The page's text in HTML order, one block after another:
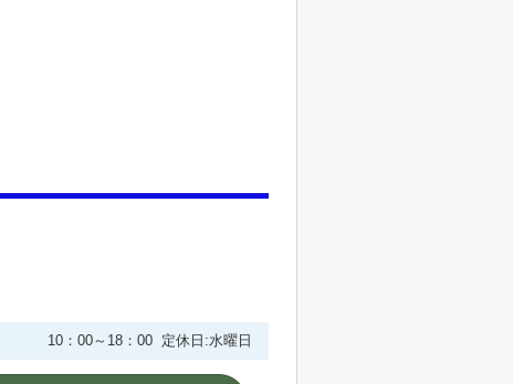
10：00～18：00 定休日:水曜日